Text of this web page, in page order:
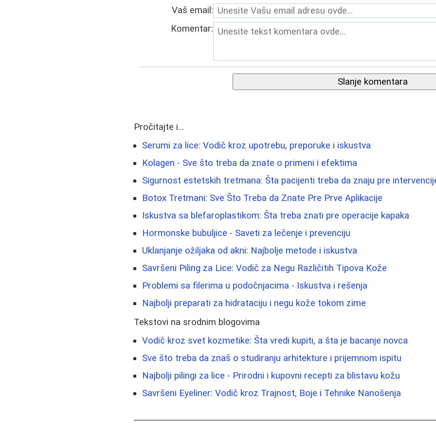
Vaš email:
Komentar:
Slanje komentara
Pročitajte i...
Serumi za lice: Vodič kroz upotrebu, preporuke i iskustva
Kolagen - Sve što treba da znate o primeni i efektima
Sigurnost estetskih tretmana: Šta pacijenti treba da znaju pre
Botox Tretmani: Sve Što Treba da Znate Pre Prve Aplikacije
Iskustva sa blefaroplastikom: Šta treba znati pre operacije kapaka
Hormonske bubuljice - Saveti za lečenje i prevenciju
Uklanjanje ožiljaka od akni: Najbolje metode i iskustva
Savršeni Piling za Lice: Vodič za Negu Različitih Tipova Kože
Problemi sa filerima u podočnjacima - Iskustva i rešenja
Najbolji preparati za hidrataciju i negu kože tokom zime
Tekstovi na srodnim blogovima
Vodič kroz svet kozmetike: Šta vredi kupiti, a šta je bacanje novca
Sve što treba da znaš o studiranju arhitekture i prijemnom ispitu
Najbolji pilingi za lice - Prirodni i kupovni recepti za blistavu kožu
Savršeni Eyeliner: Vodič kroz Trajnost, Boje i Tehnike Nanošenja